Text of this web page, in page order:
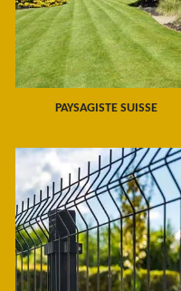
PAYSAGISTE SUISSE